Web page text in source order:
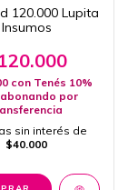
120.000 Lupita
Insumos
con Tenés 10%
abonando por
sin interés de
$40.000